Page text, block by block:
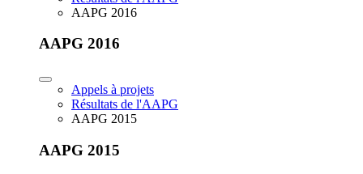
AAPG 2016
AAPG 2016
Appels à projets
Résultats de l'AAPG
AAPG 2015
AAPG 2015